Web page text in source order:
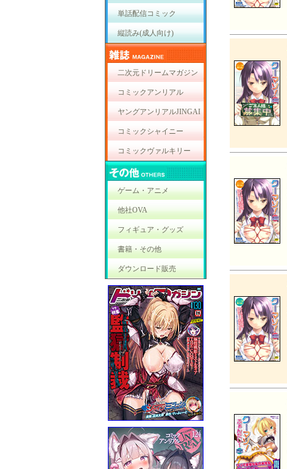
単話配信コミック
縦読み(成人向け)
二次元ドリームマガジン
コミックアンリアル
ヤングアンリアルJINGAI
コミックシャイニー
コミックヴァルキリー
ゲーム・アニメ
他社OVA
フィギュア・グッズ
書籍・その他
ダウンロード販売